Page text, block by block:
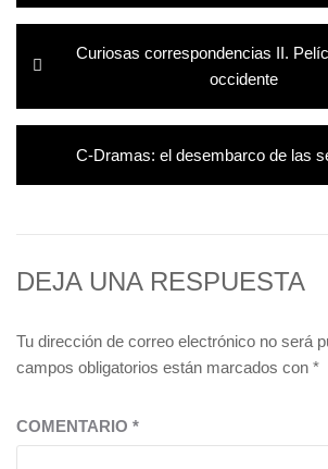
Navegación
de
entradas
Entrada
Curiosas correspondencias II.
occidente
Entrada
C-Dramas: el desembarco de las
DEJA UNA RESPUESTA
Tu dirección de correo electrónico no será
campos obligatorios están marcados con *
COMENTARIO *